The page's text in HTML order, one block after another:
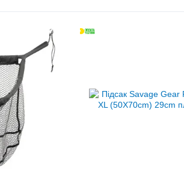
нескольких лет занимался
мы получили интересную информацию и
по рыбам, равно как и от многих
впечатляет!
инновационных мягких приманок,
состава, не содержащих свинца,
Gear Rod, которые вначале считались
«для настоящих мужчин» по своему
удочек признанных как «выбор экспертов»,
элементами), и модифицированным